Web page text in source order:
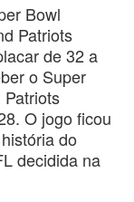
Bowl
Patriots
de 32 a
o Super
O jogo ficou
do
decidida na